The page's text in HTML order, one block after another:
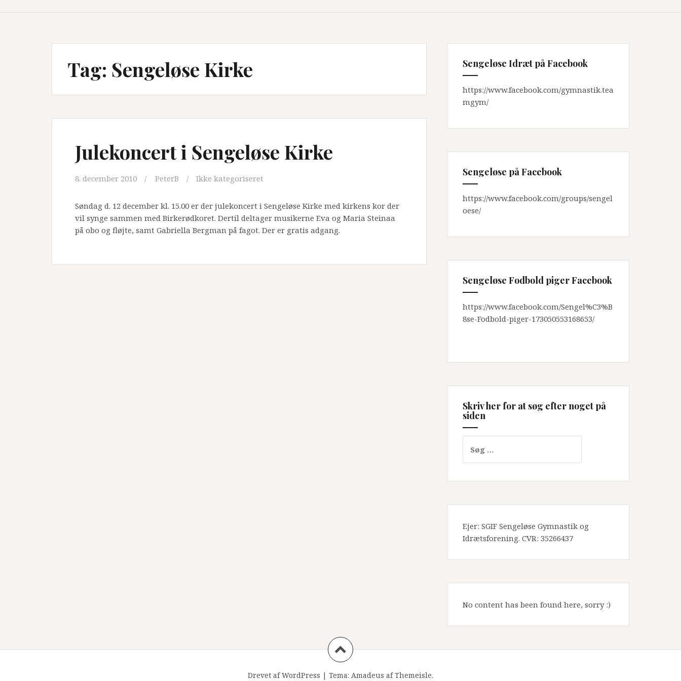
Tag: Sengeløse Kirke
Julekoncert i Sengeløse Kirke
8. december 2010 PeterB Ikke kategoriseret
Søndag d. 12 december kl. 15.00 er der julekoncert i Sengeløse Kirke med kirkens kor der
vil synge sammen med Birkerødkoret. Dertil deltager musikerne Eva og Maria Steinaa
på obo og fløjte, samt Gabriella Bergman på fagot. Der er gratis adgang.
Sengeløse Idræt på Facebook
https://www.facebook.com/gymnastik.tea
mgym/
Sengeløse på Facebook
https://www.facebook.com/groups/sengel
oese/
Sengeløse Fodbold piger Facebook
https://www.facebook.com/Sengel%C3%B
8se-Fodbold-piger-173050553168653/
Skriv her for at søg efter noget på
siden
efter:
Ejer: SGIF Sengeløse Gymnastik og
Idrætsforening. CVR: 35266437
No content has been found here, sorry :)
Drevet af WordPress | Tema: Amadeus af Themeisle.